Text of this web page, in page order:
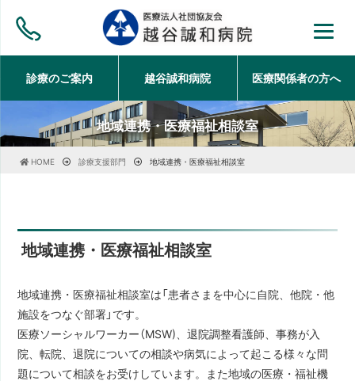
診療のご案内 越谷誠和病院 医療関係者の方へ
地域連携・医療福祉相談室
HOME 診療支援部門 地域連携・医療福祉相談室
地域連携・医療福祉相談室
地域連携・医療福祉相談室は「患者さまを中心に自院、他院・他
施設をつなぐ部署」です。
医療ソーシャルワーカー（MSW)、退院調整看護師、事務が入
院、転院、退院についての相談や病気によって起こる様々な問
題について相談をお受けしています。また地域の医療・福祉機